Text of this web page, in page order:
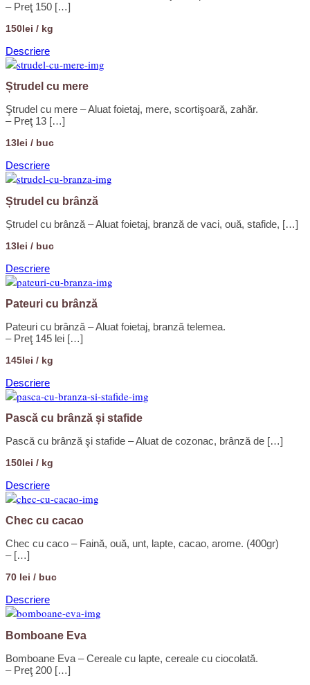
– Preţ 150 […]
150lei / kg
Descriere
Ștrudel cu mere
Ştrudel cu mere – Aluat foietaj, mere, scortişoară, zahăr.
– Preţ 13 […]
13lei / buc
Descriere
Ștrudel cu brânză
Ștrudel cu brânză – Aluat foietaj, branză de vaci, ouă, stafide, […]
13lei / buc
Descriere
Pateuri cu brânză
Pateuri cu brânză – Aluat foietaj, branză telemea.
– Preţ 145 lei […]
145lei / kg
Descriere
Pască cu brânză și stafide
Pască cu brânză şi stafide – Aluat de cozonac, brânză de […]
150lei / kg
Descriere
Chec cu cacao
Chec cu caco – Faină, ouă, unt, lapte, cacao, arome. (400gr)
– […]
70 lei / buc
Descriere
Bomboane Eva
Bomboane Eva – Cereale cu lapte, cereale cu ciocolată.
– Preţ 200 […]